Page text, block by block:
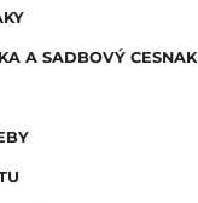
A SADBOVÝ CESNAK